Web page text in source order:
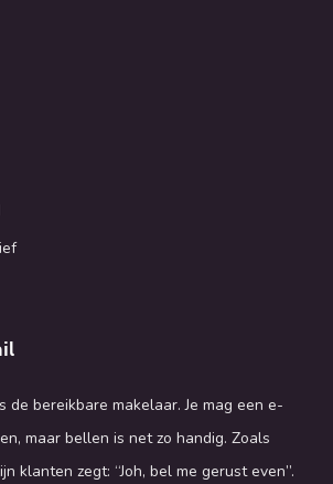
de bereikbare makelaar. Je mag een e-
maar bellen is net zo handig. Zoals
klanten zegt: “Joh, bel me gerust even”.